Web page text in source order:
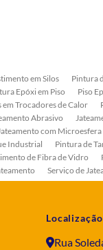
em Silos
Pintura
Epóxi em Piso Piso
Trocadores de Calor
Abrasivo
com
Industrial
Pintura de
de Fibra de Vidro
Serviço de
Serviço de Pintura de
Localização
Rua